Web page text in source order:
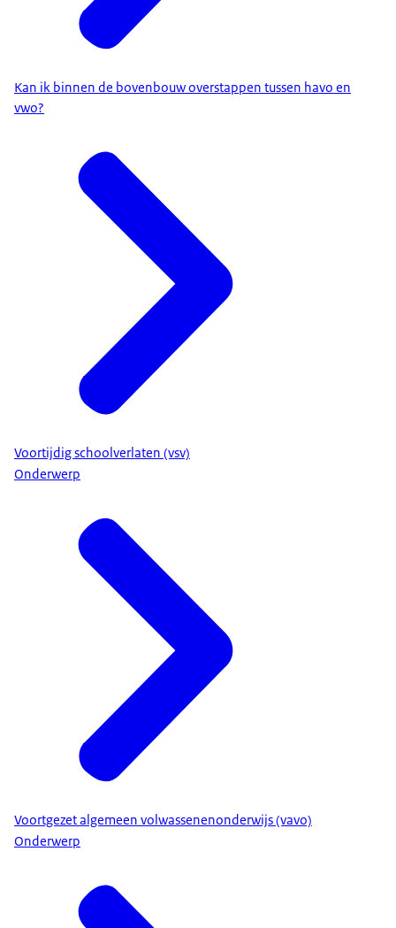
Kan ik binnen de bovenbouw overstappen tussen havo en
vwo?
Voortijdig schoolverlaten (vsv)
Onderwerp
Voortgezet algemeen volwassenenonderwijs (vavo)
Onderwerp